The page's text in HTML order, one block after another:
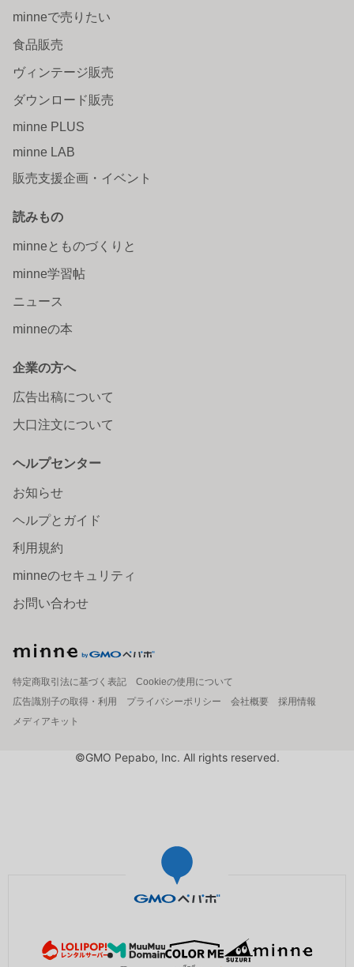
minneで売りたい
食品販売
ヴィンテージ販売
ダウンロード販売
minne PLUS
minne LAB
販売支援企画・イベント
読みもの
minneとものづくりと
minne学習帖
ニュース
minneの本
企業の方へ
広告出稿について
大口注文について
ヘルプセンター
お知らせ
ヘルプとガイド
利用規約
minneのセキュリティ
お問い合わせ
特定商取引法に基づく表記
Cookieの使用について
広告識別子の取得・利用
プライバシーポリシー 会社概要
採用情報
メディアキット
©GMO Pepabo, Inc. All rights reserved.